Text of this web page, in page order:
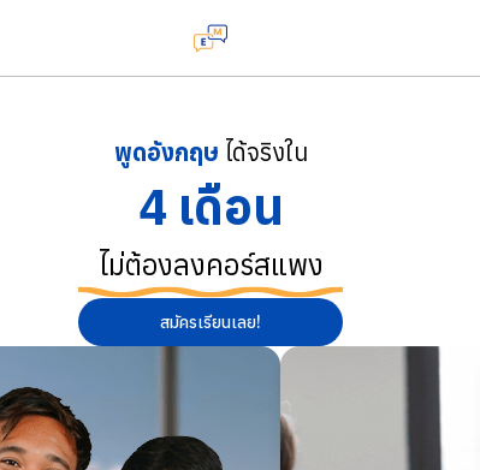
พูดอังกฤษ ได้จริงใน
4 เดือน
ไม่ต้องลงคอร์สแพง
สมัครเรียนเลย!